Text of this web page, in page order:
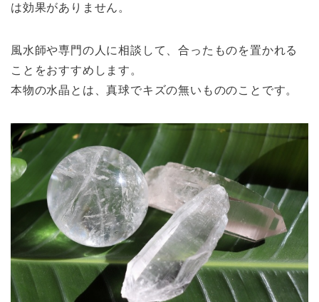
は効果がありません。
風水師や専門の人に相談して、合ったものを置かれる
ことをおすすめします。
本物の水晶とは、真球でキズの無いもののことです。